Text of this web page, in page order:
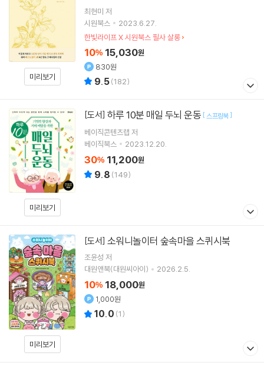
미리보기
최현미 저
시원북스
2023.6.27.
한빛라이프 X 시원북스 필사 살롱
10% 15,030원
830원
9.5(182)
미리보기
[도서] 하루 10분 매일 두뇌 운동 [ 스프링북]
베이직콘텐츠랩 저
베이직북스
2023.12.20.
30% 11,200원
9.8 (149)
미리보기
[도서] 소워니놀이터 숲속마을 스퀴시북
조윤성 저
대원앤북(대원씨아이)
2026.2.5.
10% 18,000원
1,000원
10.0 (1)